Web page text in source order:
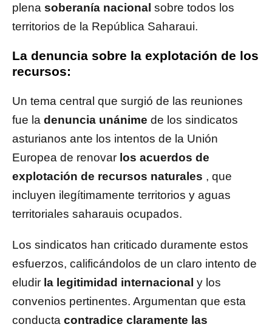
plena soberanía nacional sobre todos los
territorios de la República Saharaui.
La denuncia sobre la explotación de los
recursos:
Un tema central que surgió de las reuniones
fue la denuncia unánime de los sindicatos
asturianos ante los intentos de la Unión
Europea de renovar los acuerdos de
explotación de recursos naturales , que
incluyen ilegítimamente territorios y aguas
territoriales saharauis ocupados.
Los sindicatos han criticado duramente estos
esfuerzos, calificándolos de un claro intento de
eludir la legitimidad internacional y los
convenios pertinentes. Argumentan que esta
conducta contradice claramente las